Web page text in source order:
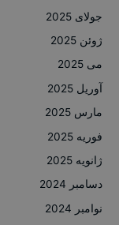
جولای 2025
ژوئن 2025
می 2025
آوریل 2025
مارس 2025
فوریه 2025
ژانویه 2025
دسامبر 2024
نوامبر 2024